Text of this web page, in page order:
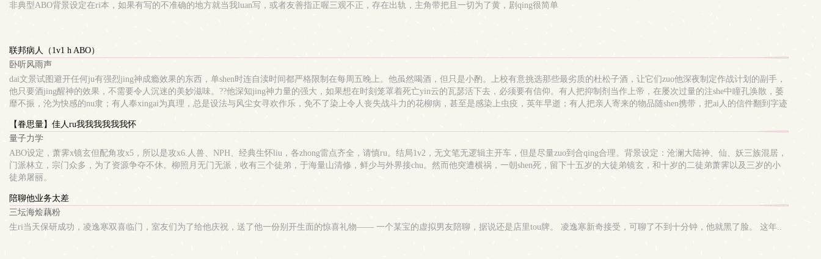
非典型ABO背景设定在ri本，如果有写的不准确的地方就当我luan写，或者友善指正喔三观不正，存在出轨，主角带把且一切为了黄，剧qing很简单
联邦病人（1v1 h ABO）
卧听风雨声
dai文景试图避开任何ju有强烈jing神成瘾效果的东西，单shen时连自渎时间都严格限制在每周五晚上。他虽然喝酒，但只是小酌。上校有意挑选那些最劣质的杜松子酒，让它们zuo他深夜制定作战计划的副手，
他只要酒jing醒神的效果，不需要令人沉迷的美妙滋味。??他深知jing神力量的强大，如果想在时刻笼罩着死亡yin云的瓦瑟活下去，必须要有信仰。有人把抑制剂当作上帝，在屡次过量的注she中瞳孔涣散，萎
靡不振，沦为快感的nu隶；有人奉xingai为真理，总是设法与风尘女寻欢作乐，免不了染上令人丧失战斗力的花柳病，甚至是感染上虫疫，英年早逝；有人把亲人寄来的物品随shen携带，把ai人的信件翻到字迹
shen对联邦和塔的re忱，还有塔对他长达八年的严格训练和教育。没什么其他事能扰动他，在发现自己的目光总是不自觉地追随于中尉前，他曾经十分笃定。?他想，于韵秋是一个月夜湖面上沉默的影子，无风
时自是一dao风景，微风chui过，倩影浮动，月光liu转，心动神移。主角：于韵秋，dai文景neihan：1.年龄差，ti型差，ABO（男A? 女B转O），NTR，强取豪夺，调教，洗脑，药物，一定han量的恐怖元素（主
要是虫类？会标注）2.xing描写非常直白，女主人公大部分都是jing神上抵chu，routi沉沦的状态?3.男单恋，好这kou。4.双结局。4.老房子着火，男主自始至终只有女主一个。5.33岁联邦上校和23岁中尉军医的
单向ai恋故事。最近网络很不稳定，更新时间拖得很长就是网不好
【眷思量】佳人ru我我我我我我怀
量子力学
ABO设定，萧霁x镜玄但配角攻x5，所以是攻x6.人兽、NPH、经典生怀liu，各zhong雷点齐全，请慎ru。结局1v2，无文笔无逻辑主开车，但是尽量zuo到合qing合理。背景设定：沧澜大陆神、仙、妖三族混居，
门派林立，宗门众多，为了资源争夺不休。柳照月无门无派，收有三个徒弟，于海量山清修，鲜少与外界接chu。然而他突遭横祸，一朝shen死，留下十五岁的大徒弟镜玄，和十岁的二徒弟萧霁以及三岁的小
徒弟屠丽。
陪聊他业务太差
三坛海烩藕粉
生ri当天保研成功，凌逸寒双喜临门，室友们为了给他庆祝，送了他一份别开生面的惊喜礼物—— 一个某宝的虚拟男友陪聊，据说还是店里tou牌。 凌逸寒新奇接受，可聊了不到十分钟，他就黑了脸。 这年..